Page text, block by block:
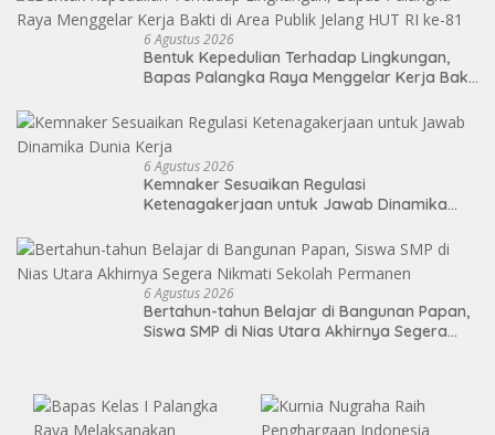
6 Agustus 2026
Bentuk Kepedulian Terhadap Lingkungan,
Bapas Palangka Raya Menggelar Kerja Bakti
6 Agustus 2026
Kemnaker Sesuaikan Regulasi
Ketenagakerjaan untuk Jawab Dinamika
6 Agustus 2026
Bertahun-tahun Belajar di Bangunan Papan,
Siswa SMP di Nias Utara Akhirnya Segera